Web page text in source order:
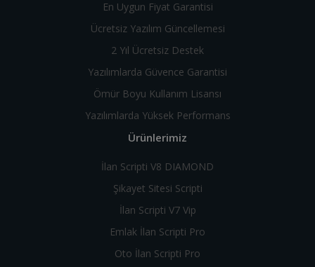
En Uygun Fiyat Garantisi
Ücretsiz Yazılım Güncellemesi
2 Yıl Ücretsiz Destek
Yazılımlarda Güvence Garantisi
Ömür Boyu Kullanım Lisansı
Yazılımlarda Yüksek Performans
Ürünlerimiz
İlan Scripti V8 DIAMOND
Şikayet Sitesi Scripti
İlan Scripti V7 Vip
Emlak İlan Scripti Pro
Oto İlan Scripti Pro